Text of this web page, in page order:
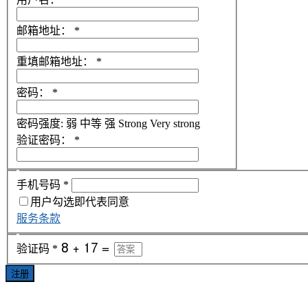
邮箱地址： *
重填邮箱地址： *
密码： *
密码强度: 弱 中等 强 Strong Very strong
验证密码：
*
手机号码 *
用户勾选即代表同意
服务条款
验证码 *
注册